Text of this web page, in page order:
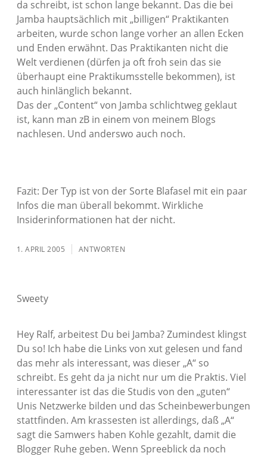
da schreibt, ist schon lange bekannt. Das die bei
Jamba hauptsächlich mit „billigen“ Praktikanten
arbeiten, wurde schon lange vorher an allen Ecken
und Enden erwähnt. Das Praktikanten nicht die
Welt verdienen (dürfen ja oft froh sein das sie
überhaupt eine Praktikumsstelle bekommen), ist
auch hinlänglich bekannt.
Das der „Content“ von Jamba schlichtweg geklaut
ist, kann man zB in einem von meinem Blogs
nachlesen. Und anderswo auch noch.
Fazit: Der Typ ist von der Sorte Blafasel mit ein paar
Infos die man überall bekommt. Wirkliche
Insiderinformationen hat der nicht.
1. APRIL 2005 ANTWORTEN
Sweety
Hey Ralf, arbeitest Du bei Jamba? Zumindest klingst
Du so! Ich habe die Links von xut gelesen und fand
das mehr als interessant, was dieser „A“ so
schreibt. Es geht da ja nicht nur um die Praktis. Viel
interessanter ist das die Studis von den „guten“
Unis Netzwerke bilden und das Scheinbewerbungen
stattfinden. Am krassesten ist allerdings, daß „A“
sagt die Samwers haben Kohle gezahlt, damit die
Blogger Ruhe geben. Wenn Spreeblick da noch